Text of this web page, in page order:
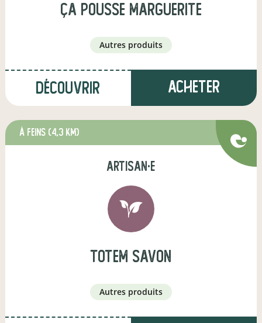
Ça pousse marguerite
autres produits
Découvrir Acheter
à Feins (4,3 km)
artisan·e
totem savon
autres produits